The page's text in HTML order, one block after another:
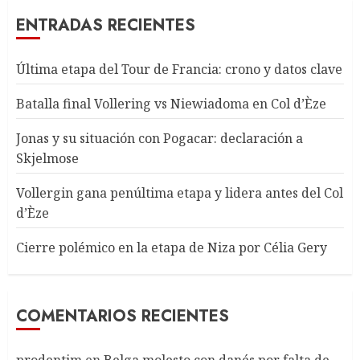
ENTRADAS RECIENTES
Última etapa del Tour de Francia: crono y datos clave
Batalla final Vollering vs Niewiadoma en Col d’Èze
Jonas y su situación con Pogacar: declaración a
Skjelmose
Vollergin gana penúltima etapa y lidera antes del Col
d’Èze
Cierre polémico en la etapa de Niza por Célia Gery
COMENTARIOS RECIENTES